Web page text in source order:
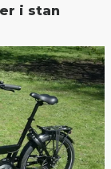
i stan